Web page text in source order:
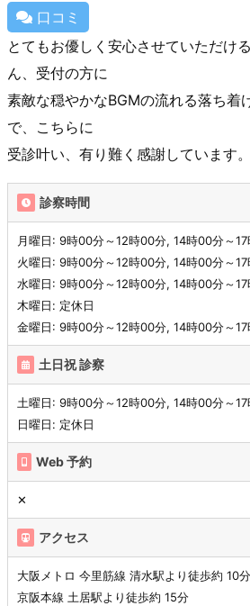
口コミ
とてもお優しく安心させていただけ
ん、受付の方に
素敵な穏やかなBGMの流れる落ち着
で、こちらに
受診叶い、有り難く感謝しています。
診察時間
月曜日: 9時00分～12時00分, 14時00分～
火曜日: 9時00分～12時00分, 14時00分～
水曜日: 9時00分～12時00分, 14時00分～
木曜日: 定休日
金曜日: 9時00分～12時00分, 14時00分～
土日祝 診察
土曜日: 9時00分～12時00分, 14時00分～
日曜日: 定休日
Web 予約
✕
アクセス
大阪メトロ 今里筋線 清水駅より徒歩約 10分
京阪本線 土居駅より徒歩約 15分